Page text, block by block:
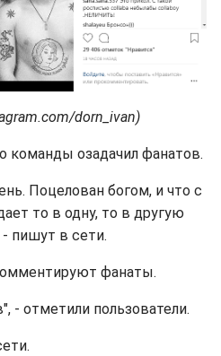
dorn_ivan)
команды озадачил фанатов.
Поцелован богом, и что с
то в одну, то в другую
- пишут в сети.
фанаты.
- отметили пользователи.